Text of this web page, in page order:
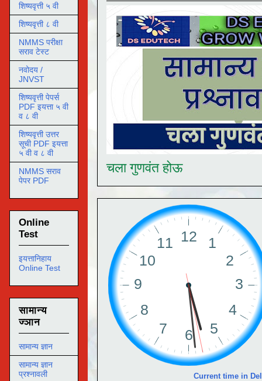
चला गुणवंत होऊ
Current time in
शिष्यवृत्ती ५ वी
शिष्यवृत्ती ८ वी
NMMS परीक्षा
सराव टेस्ट
नवोदय /
JNVST
शिष्यवृत्ती पेपर्स
PDF इयत्ता ५ वी
व ८ वी
शिष्यवृत्ती उत्तर
सूची PDF इयत्ता
५ वी व ८ वी
NMMS सराव
पेपर PDF
Online
Test
इयत्तानिहाय
Online Test
सामान्य
ज्ञान
सामान्य ज्ञान
सामान्य ज्ञान
प्रश्नावली